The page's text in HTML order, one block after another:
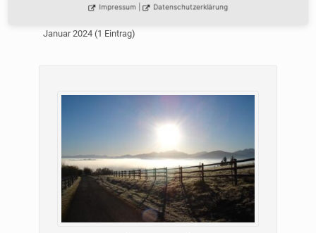
Februar 2024 (1 Eintrag)
Januar 2024 (1 Eintrag)
Impressum Datenschutzerklärung